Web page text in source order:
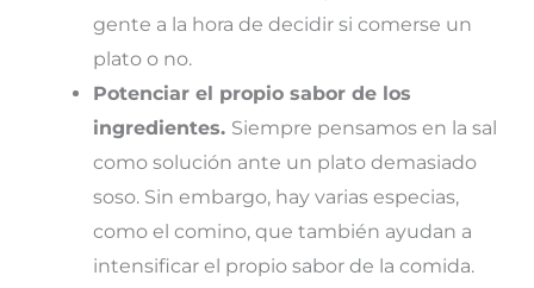
gente a la hora de decidir si comerse un
plato o no.
Potenciar el propio sabor de los
ingredientes. Siempre pensamos en la sal
como solución ante un plato demasiado
soso. Sin embargo, hay varias especias,
como el comino, que también ayudan a
intensificar el propio sabor de la comida.